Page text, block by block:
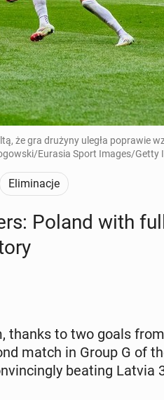
że gra drużyny uległa poprawie
Eurasia Sport Images/Getty
Eliminacje
Poland with
thanks to two goals
match in Group G of
beating Latvia